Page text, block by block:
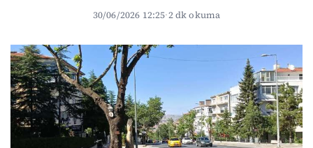
30/06/2026 12:25·2 dk okuma